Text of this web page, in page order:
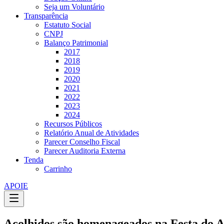
Seja um Voluntário
Transparência
Estatuto Social
CNPJ
Balanço Patrimonial
2017
2018
2019
2020
2021
2022
2023
2024
Recursos Públicos
Relatório Anual de Atividades
Parecer Conselho Fiscal
Parecer Auditoria Externa
Tenda
Carrinho
APOIE